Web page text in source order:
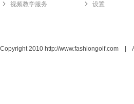
视频教学服务
设置
Copyright 2010 http://www.fashiongolf.com |